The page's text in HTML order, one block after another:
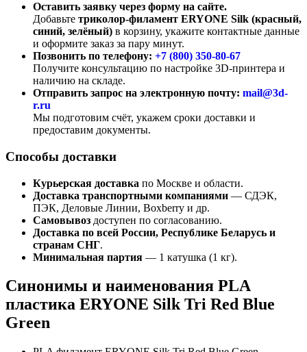
Оставить заявку через форму на сайте.
Добавьте триколор-филамент ERYONE Silk (красный,
синий, зелёный) в корзину, укажите контактные данные
и оформите заказ за пару минут.
Позвонить по телефону: +7 (800) 350-80-67
Получите консультацию по настройке 3D-принтера и
наличию на складе.
Отправить запрос на электронную почту: mail@3d-
r.ru
Мы подготовим счёт, укажем сроки доставки и
предоставим документы.
Способы доставки
Курьерская доставка по Москве и области.
Доставка транспортными компаниями — СДЭК,
ПЭК, Деловые Линии, Boxberry и др.
Самовывоз доступен по согласованию.
Доставка по всей России, Республике Беларусь и
странам СНГ.
Минимальная партия — 1 катушка (1 кг).
Синонимы и наименования PLA
пластика ERYONE Silk Tri Red Blue
Green